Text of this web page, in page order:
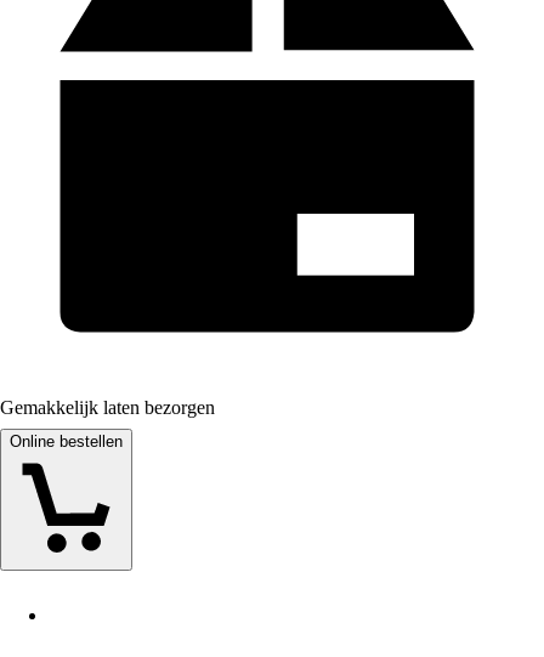
Gemakkelijk laten bezorgen
Online bestellen